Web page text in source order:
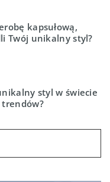
kapsułową,
Twój unikalny styl?
styl w świecie